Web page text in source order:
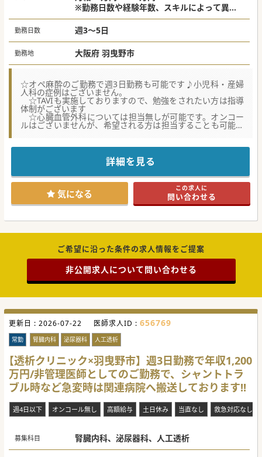
※勤務日数や経験年数、スキルによって異な
る
（週3日：1,000万円、週4日：1,200万円、週
5日：1,500万円程度）
勤務日数 週3～5日
勤務地 大阪府 羽曳野市
☆オペ麻酔のご勤務で週3日勤務も可能です♪小児科・産婦
人科の症例はございません。
☆TAVIも実施しておりますので、勉強をされたい方は指導
体制がございます
☆心臓血管外科については担当無しが可能です。オンコー
ルはございませんが、希望される方は担当することも可能で
☆★コンサルタントからのメッセージ☆★
勤務時間や働き方などは医師の希望に柔軟に応じますので、
まずは1度お問い合わせください。
#秋入職可
詳細を見る
気になる この求人に
問い合わせる
ご希望に沿った条件の求人情報をご提案
非公開求人について問い合わせる
更新日 : 2026-07-22 医師求人ID : 656769
常勤 腎臓内科 泌尿器科 人工透析
【透析クリニック×羽曳野市】週3日勤務で年収1,200
万円/非管理医師としてのご勤務で、シャントトラ
ブル時など急変時は関連病院へ搬送しております!!
週4日以下 オンコール無し 高額給与 土日休み 当直なし 救急対応なし
募集科目 腎臓内科、泌尿器科、人工透析